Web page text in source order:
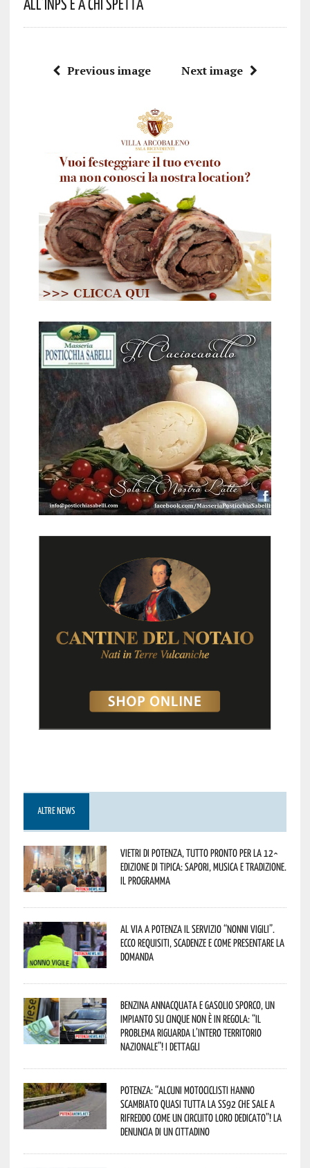
Previous image Next image
ALTRE NEWS
Vietri di Potenza, tutto pronto per la 12^
Edizione di Tipica: sapori, musica e tradizione.
Il programma
Al via a Potenza il servizio “Nonni Vigili”.
Ecco requisiti, scadenze e come presentare la
domanda
Benzina annacquata e gasolio sporco, un
impianto su cinque non è in regola: “il
problema riguarda l’intero territorio
Nazionale”! I dettagli
Potenza: “alcuni motociclisti hanno
scambiato quasi tutta la SS92 che sale a
Rifreddo come un circuito loro dedicato”! La
denuncia di un cittadino